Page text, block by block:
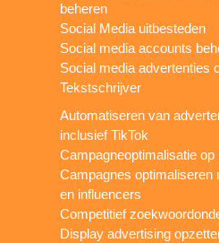
beheren
Social Media uitbesteden
Social media accounts
Social media advertenties
Tekstschrijver
Automatiseren van
inclusief TikTok
Campagneoptimalisatie
Campagnes optimaliseren
en influencers
Competitief
Display advertising